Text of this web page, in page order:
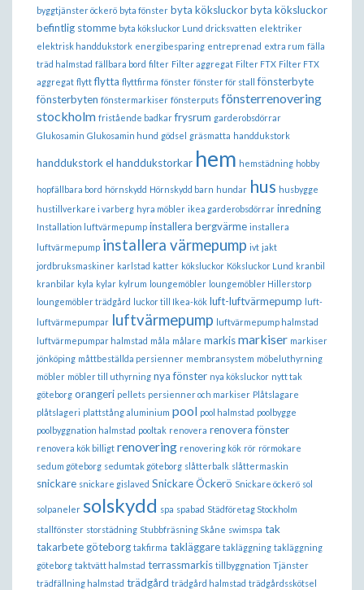
byggtjänster öckerö byta fönster byta köksluckorbyta köksluckor
befintlig stomme byta köksluckor Lund dricksvatten elektriker
elektrisk handdukstork energibesparing entreprenad extra rum fälla
träd halmstad fällbara bord filter Filter aggregat Filter FTX Filter FTX
aggregat flytt flytta flyttfirma fönster fönster för stall fönsterbyte
fönsterbyten fönstermarkiser fönsterputs fönsterrenovering
stockholm fristående badkar frysrum garderobsdörrar
Glukosamin Glukosamin hund gödsel gräsmatta handdukstork
handdukstork el handdukstorkar hem hemstädning hobby
hopfällbara bord hörnskydd Hörnskydd barn hundar hus husbygge
hustillverkare i varberg hyra möbler ikea garderobsdörrar inredning
Installation luftvärmepump installera bergvärme installera
luftvärmepump installera värmepump ivt jakt
jordbruksmaskiner karlstad katter köksluckor Köksluckor Lund kranbil
kranbilar kyla kylar kylrum loungemöbler loungemöbler Hillerstorp
loungemöbler trädgård luckor till Ikea-kök luft-luftvärmepump luft-
luftvärmepumpar luftvärmepump luftvärmepump halmstad
luftvärmepumpar halmstad måla målare markismarkiser markiser
jönköping måttbeställda persienner membransystem möbeluthyrning
möbler möbler till uthyrning nya fönster nya köksluckor nytt tak
göteborg orangeri pellets persienner och markiser Plåtslagare
plåtslageri plattstång aluminium pool pool halmstad poolbygge
poolbyggnation halmstad pooltak renovera renovera fönster
renovera kök billigt renovering renovering kök rör rörmokare
sedum göteborg sedumtak göteborg slåtterbalk slåttermaskin
snickare snickare gislaved Snickare Öckerö Snickare öckerö sol
solpaneler solskydd spa spabad Städföretag Stockholm
stallfönster storstädning Stubbfräsning Skåne swimspa tak
takarbete göteborg takfirma takläggare takläggning takläggning
göteborg taktvätt halmstad terrassmarkis tillbyggnation Tjänster
trädfällning halmstad trädgård trädgård halmstad trädgårdsskötsel